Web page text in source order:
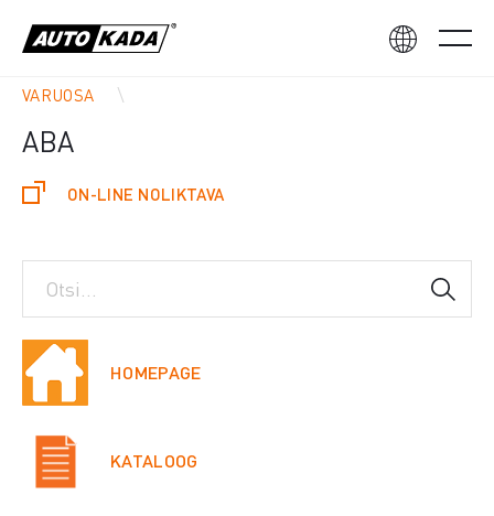
VARUOSA
ABA
ON-LINE NOLIKTAVA
HOMEPAGE
KATALOOG